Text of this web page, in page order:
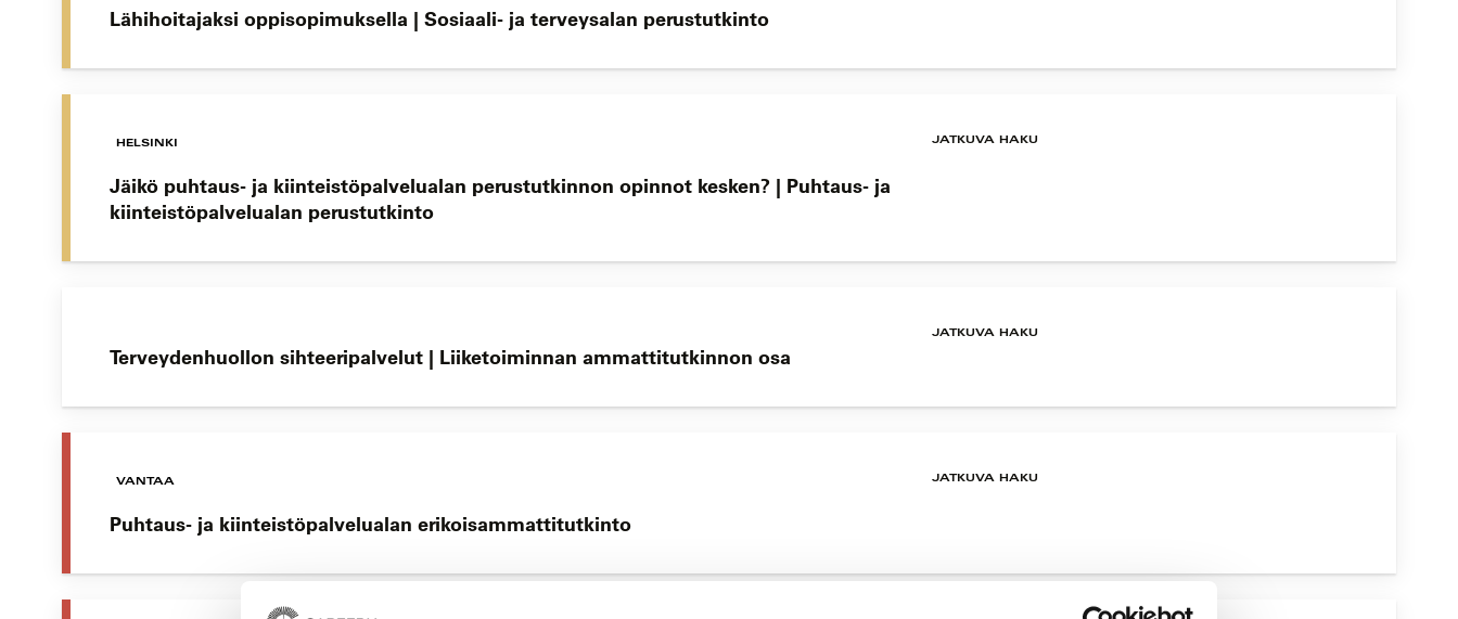
Lähihoitajaksi oppisopimuksella | Sosiaali- ja terveysalan perustutkinto
HELSINKI
Jäikö puhtaus- ja kiinteistöpalvelualan perustutkinnon opinnot kesken? | Puhtaus- ja
kiinteistöpalvelualan perustutkinto
JATKUVA HAKU
Terveydenhuollon sihteeripalvelut | Liiketoiminnan ammattitutkinnon osa
JATKUVA HAKU
VANTAA
Puhtaus- ja kiinteistöpalvelualan erikoisammattitutkinto
JATKUVA HAKU